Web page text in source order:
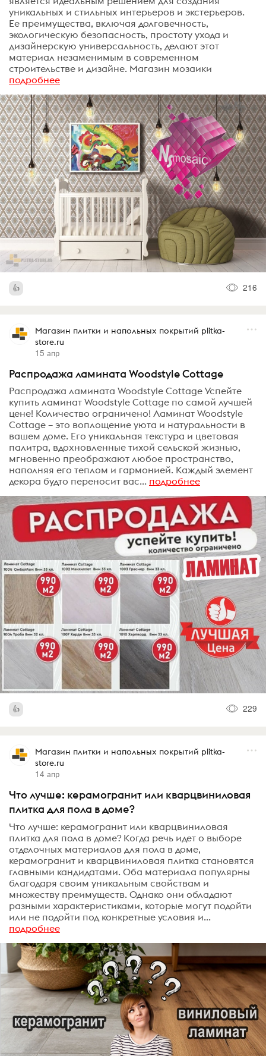
уникальных и стильных интерьеров и экстерьеров.
Ее преимущества, включая долговечность,
экологическую безопасность, простоту ухода и
дизайнерскую универсальность, делают этот
материал незаменимым в современном
строительстве и дизайне. Магазин мозаики
подробнее
216
Магазин плитки и напольных покрытий plitka-
store.ru
15 апр
Распродажа ламината Woodstyle Cottage
Распродажа ламината Woodstyle Cottage Успейте
купить ламинат Woodstyle Cottage по самой лучшей
цене! Количество ограничено! Ламинат Woodstyle
Cottage – это воплощение уюта и натуральности в
вашем доме. Его уникальная текстура и цветовая
палитра, вдохновленные тихой сельской жизнью,
мгновенно преображают любое пространство,
наполняя его теплом и гармонией. Каждый элемент
декора будто переносит вас... подробнее
229
Магазин плитки и напольных покрытий plitka-
store.ru
14 апр
Что лучше: керамогранит или кварцвиниловая
плитка для пола в доме?
Что лучше: керамогранит или кварцвиниловая
плитка для пола в доме? Когда речь идет о выборе
отделочных материалов для пола в доме,
керамогранит и кварцвиниловая плитка становятся
главными кандидатами. Оба материала популярны
благодаря своим уникальным свойствам и
множеству преимуществ. Однако они обладают
разными характеристиками, которые могут подойти
или не подойти под конкретные условия и...
подробнее